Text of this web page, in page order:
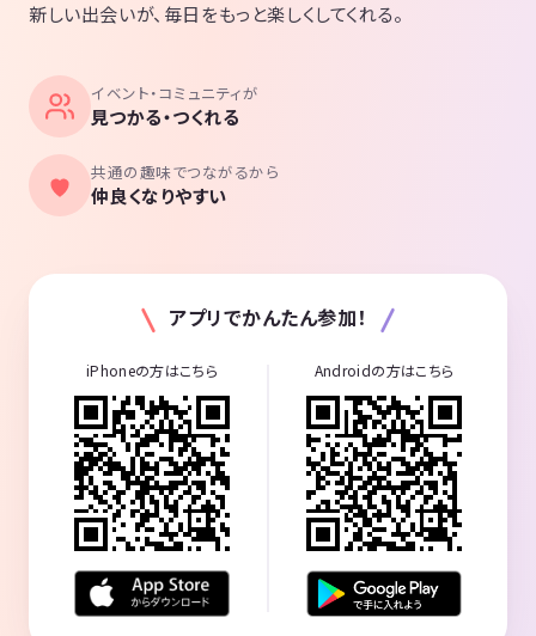
新しい出会いが、毎日をもっと楽しくしてくれる。
イベント・コミュニティが
見つかる・つくれる
共通の趣味でつながるから
仲良くなりやすい
アプリでかんたん参加！
iPhoneの方はこちら Androidの方はこちら